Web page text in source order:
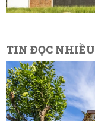
TIN ĐỌC NHIỀU